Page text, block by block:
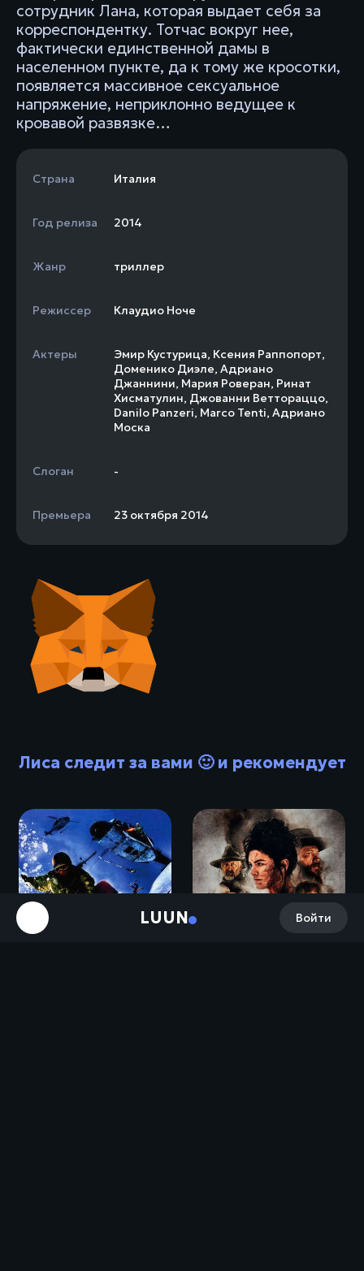
LUUN Войти
сотрудник Лана, которая выдает себя за
корреспондентку. Тотчас вокруг нее,
фактически единственной дамы в
населенном пункте, да к тому же кросотки,
появляется массивное сексуальное
напряжение, неприклонно ведущее к
кровавой развязке…
Страна Италия
Год релиза 2014
Жанр триллер
Режиссер Клаудио Ноче
Актеры Эмир Кустурица, Ксения Раппопорт,
Доменико Диэле, Адриано
Джаннини, Мария Роверан, Ринат
Хисматулин, Джованни Веттораццо,
Danilo Panzeri, Marco Tenti, Адриано
Моска
Слоган -
Премьера 23 октября 2014
Лиса следит за вами 🙂 и рекомендует